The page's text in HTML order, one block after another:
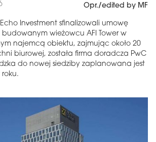
Opr./edited by MF
Investment sfinalizowali umowę
wieżowcu AFI Tower w
najemcą obiektu, zajmując około 20
biurowej, została firma doradcza PwC
do nowej siedziby zaplanowana jest